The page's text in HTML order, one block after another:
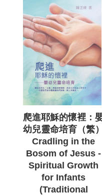
爬進耶穌的懷裡：
幼兒靈命培育（繁）
Cradling in the
Bosom of Jesus -
Spiritual Growth
for Infants
(Traditional